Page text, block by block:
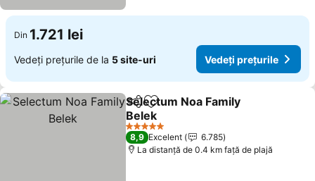
Din 1.721 lei
Vedeți prețurile de la 5 site-uri Vedeți prețurile
DistribuițiAdăugaţi la favorite
Selectum Noa Family
Belek
5 Stele
8,9 Excelent
6.785
La distanță de 0.4 km față de plajă